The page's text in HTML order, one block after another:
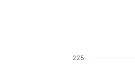
225